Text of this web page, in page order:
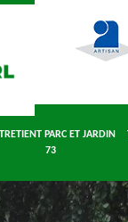
PARC ET JARDIN
73